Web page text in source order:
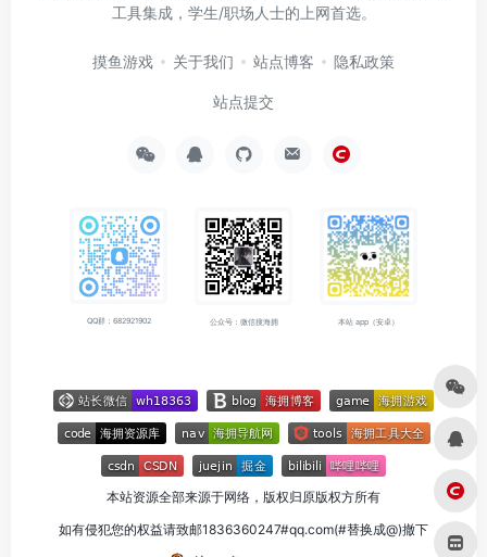
工具集成，学生/职场人士的上网首选。
摸鱼游戏 关于我们 站点博客 隐私政策
站点提交
QQ群：682921902 公众号：微信搜海拥 本站 app（安卓）
本站资源全部来源于网络，版权归原版权方所有
如有侵犯您的权益请致邮1836360247#qq.com(#替换成@)撤下